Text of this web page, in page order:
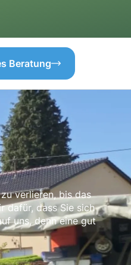
Beratung
verlieren, bis das
dafür, dass Sie sich
uns, denn eine gut